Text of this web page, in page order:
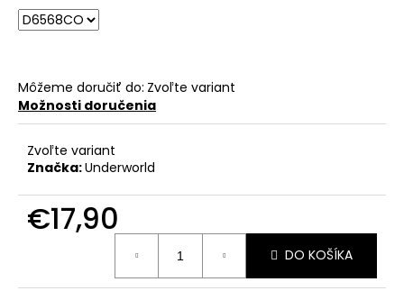
Môžeme doručiť do: Zvoľte variant
Možnosti doručenia
Zvoľte variant
Značka:Underworld
€17,90
DO KOŠÍKA